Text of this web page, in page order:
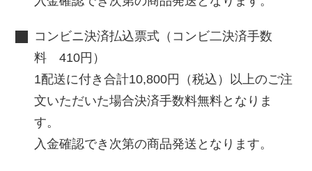
コンビニ決済払込票式（コンビ二決済手数
料 410円）
1配送に付き合計10,800円（税込）以上のご注
文いただいた場合決済手数料無料となりま
す。
入金確認でき次第の商品発送となります。